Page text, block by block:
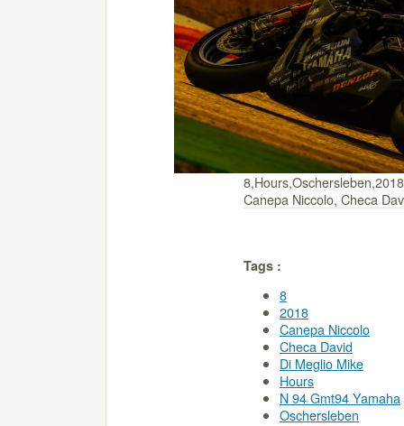
Canepa Niccolo, Checa
Tags :
8
2018
Canepa Niccolo
Checa David
Di Meglio Mike
Hours
N 94 Gmt94 Yamaha
Oschersleben